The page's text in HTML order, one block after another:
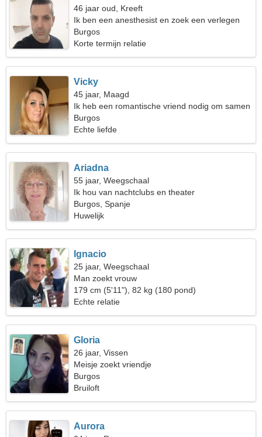
46 jaar oud, Kreeft
Ik ben een anesthesist en zoek een verlegen
vrouw
Burgos
Korte termijn relatie
Vicky
45 jaar, Maagd
Ik heb een romantische vriend nodig om samen
te dansen
Burgos
Echte liefde
Ariadna
55 jaar, Weegschaal
Ik hou van nachtclubs en theater
Burgos, Spanje
Huwelijk
Ignacio
25 jaar, Weegschaal
Man zoekt vrouw
179 cm (5'11"), 82 kg (180 pond)
Echte relatie
Gloria
26 jaar, Vissen
Meisje zoekt vriendje
Burgos
Bruiloft
Aurora